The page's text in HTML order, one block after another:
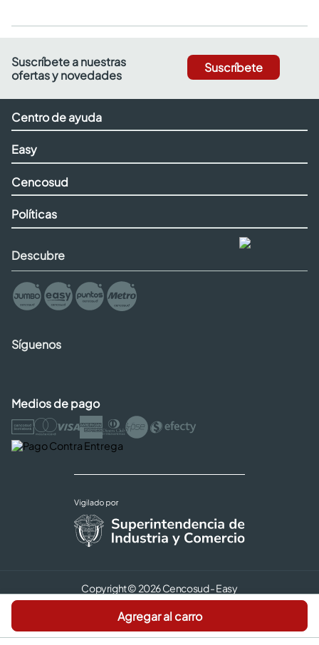
Agregar al carro
Suscríbete a nuestras
ofertas y novedades
Suscríbete
Centro de ayuda
Easy
Cencosud
Políticas
Descubre
Síguenos
Medios de pago
Copyright © 2026 Cencosud - Easy
Términos y Condiciones |
Seguridad y Privacidad |
Código de ética